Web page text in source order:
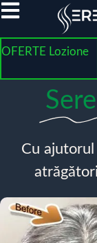
OFERTE Lozione
Cu